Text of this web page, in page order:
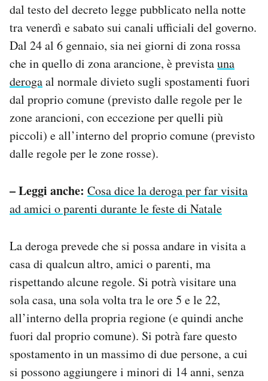
dal testo del decreto legge pubblicato nella notte
tra venerdì e sabato sui canali ufficiali del governo.
Dal 24 al 6 gennaio, sia nei giorni di zona rossa
che in quello di zona arancione, è previstauna
derogaal normale divieto sugli spostamenti fuori
dal proprio comune (previsto dalle regole per le
zone arancioni, con eccezione per quelli più
piccoli) e all’interno del proprio comune (previsto
dalle regole per le zone rosse).
– Leggi anche: Cosa dice la deroga per far visita
ad amici o parenti durante le feste di Natale
La deroga prevede che si possa andare in visita a
casa di qualcun altro, amici o parenti, ma
rispettando alcune regole. Si potrà visitare una
sola casa, una sola volta tra le ore 5 e le 22,
all’interno della propria regione (e quindi anche
fuori dal proprio comune). Si potrà fare questo
spostamento in un massimo di due persone, a cui
si possono aggiungere i minori di 14 anni, senza